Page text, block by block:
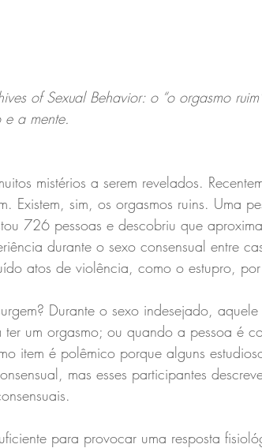
of Sexual Behavior: o “o orgasmo
a mente.
mistérios a serem revelados.
Existem, sim, os orgasmos ruins. Uma
726 pessoas e descobriu que
durante o sexo consensual entre
atos de violência, como o estupro,
Durante o sexo indesejado,
um orgasmo; ou quando a pessoa é
item é polêmico porque alguns
mas esses participantes
para provocar uma resposta